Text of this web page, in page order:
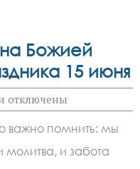
Божией
15 июня
к
записи
икона
Божией
Матери:
отключены
важно помнить: мы
и забота